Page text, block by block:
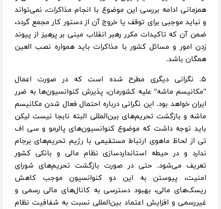
همزمانی ادامه بررسی این موضوع با انجام مذاکرات، نمی‌تواند
و نباید موجبی برای توقف یا خروج آن از دستور کار مجمع گردد،
ضمن آن که تاکیدات مکرر رهبر انقلاب مبنی بر پرهیز از پیوند
زدن امور و مسائل کشور با مذاکرات باید همواره نصب العین
همگان باشد.
۵. نگرانی دیگری مطرح شده است که در صورت اعمال
"مکانیسم ماشه" علیه کشورمان، پذیرش کنوانسیون‌ها به ضرر
ایران خواهد بود. این نگرانی درباره احتمال فعال شدن مکانیسم
ماشه و بازگشت تحریم‌های بین‌المللی البته نابجا نیست لیکن
باید توجه داشت که موضوع کنوانسیون‌های پالرمو و سی اف
تی از لحاظ ماهوی ارتباط مستقیمی با رژیم تحریم‌های برجام
ندارد و در حیطه استانداردسازی نظام مالی و بانکی کشور
تعریف می‌شود. حتی در صورت بازگشت تحریم‌های شورای
امنیت، پیوستن به این دو کنوانسیون موجب کاهش
ریسک‌های مالی، بهبود دسترسی به کانال‌های مالی رسمی و
غیررسمی و افزایش اعتماد بین‌المللی نسبت به شفافیت نظام